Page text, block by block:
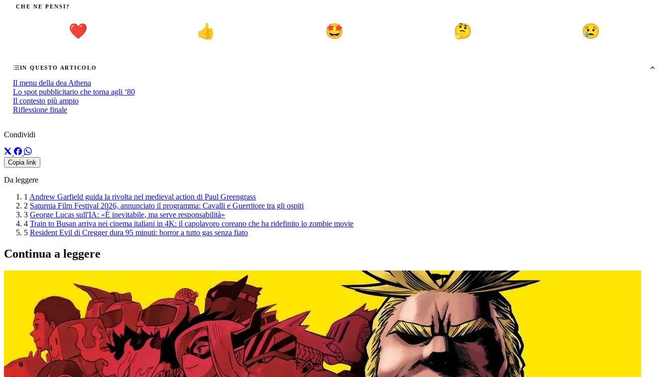
CHE NE PENSI?
❤️ 👍 🤩 🤔 😢
IN QUESTO ARTICOLO
Il menu della dea Athena
Lo spot pubblicitario che torna agli ‘80
Il contesto più ampio
Riflessione finale
Condividi
Copia link
Da leggere
1 Andrew Garfield guida la rivolta nel medieval action di Paul Greengrass
2 Saturnia Film Festival 2026, annunciato il programma: Cavalli e Guerritore tra gli ospiti
3 George Lucas sull'IA: «È inevitabile, ma serve responsabilità»
4 Train to Busan arriva nei cinema italiani in 4K: il capolavoro coreano che ha ridefinito lo zombie movie
5 Resident Evil di Cregger dura 95 minuti: horror a tutto gas senza fiato
Continua a leggere